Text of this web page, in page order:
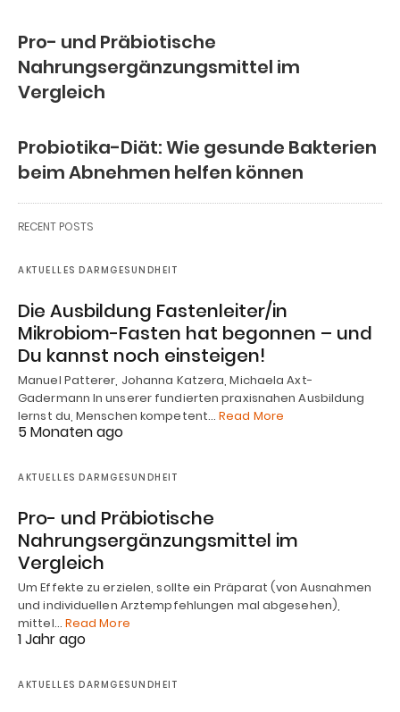
Pro- und Präbiotische
Nahrungsergänzungsmittel im
Vergleich
Probiotika-Diät: Wie gesunde Bakterien
beim Abnehmen helfen können
RECENT POSTS
AKTUELLES DARMGESUNDHEIT
Die Ausbildung Fastenleiter/in
Mikrobiom-Fasten hat begonnen – und
Du kannst noch einsteigen!
Manuel Patterer, Johanna Katzera, Michaela Axt-
Gadermann In unserer fundierten praxisnahen Ausbildung
lernst du, Menschen kompetent…Read More
5 Monaten ago
AKTUELLES DARMGESUNDHEIT
Pro- und Präbiotische
Nahrungsergänzungsmittel im
Vergleich
Um Effekte zu erzielen, sollte ein Präparat (von Ausnahmen
und individuellen Arztempfehlungen mal abgesehen),
mittel… Read More
1 Jahr ago
AKTUELLES DARMGESUNDHEIT